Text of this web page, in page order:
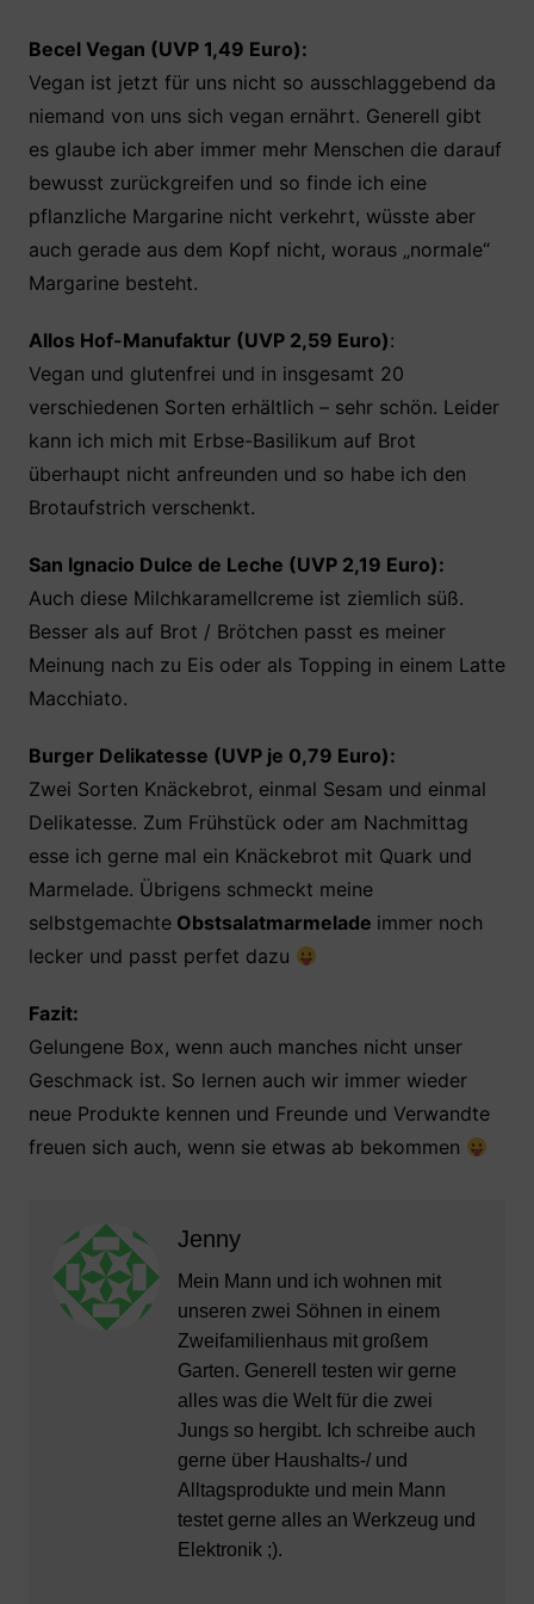
Becel Vegan (UVP 1,49 Euro):
Vegan ist jetzt für uns nicht so ausschlaggebend da
niemand von uns sich vegan ernährt. Generell gibt
es glaube ich aber immer mehr Menschen die darauf
bewusst zurückgreifen und so finde ich eine
pflanzliche Margarine nicht verkehrt, wüsste aber
auch gerade aus dem Kopf nicht, woraus „normale“
Margarine besteht.
Allos Hof-Manufaktur (UVP 2,59 Euro):
Vegan und glutenfrei und in insgesamt 20
verschiedenen Sorten erhältlich – sehr schön. Leider
kann ich mich mit Erbse-Basilikum auf Brot
überhaupt nicht anfreunden und so habe ich den
Brotaufstrich verschenkt.
San Ignacio Dulce de Leche (UVP 2,19 Euro):
Auch diese Milchkaramellcreme ist ziemlich süß.
Besser als auf Brot / Brötchen passt es meiner
Meinung nach zu Eis oder als Topping in einem Latte
Macchiato.
Burger Delikatesse (UVP je 0,79 Euro):
Zwei Sorten Knäckebrot, einmal Sesam und einmal
Delikatesse. Zum Frühstück oder am Nachmittag
esse ich gerne mal ein Knäckebrot mit Quark und
Marmelade. Übrigens schmeckt meine
selbstgemachteObstsalatmarmelade immer noch
lecker und passt perfet dazu
Fazit:
Gelungene Box, wenn auch manches nicht unser
Geschmack ist. So lernen auch wir immer wieder
neue Produkte kennen und Freunde und Verwandte
freuen sich auch, wenn sie etwas ab bekommen
Jenny
Mein Mann und ich wohnen mit
unseren zwei Söhnen in einem
Zweifamilienhaus mit großem
Garten. Generell testen wir gerne
alles was die Welt für die zwei
Jungs so hergibt. Ich schreibe auch
gerne über Haushalts-/ und
Alltagsprodukte und mein Mann
testet gerne alles an Werkzeug und
Elektronik ;).